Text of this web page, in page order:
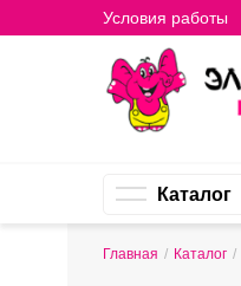
Условия работы
Каталог
Главная / Каталог /